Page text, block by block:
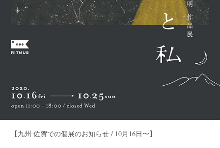
【九州 佐賀での個展のお知らせ / 10月16日〜】